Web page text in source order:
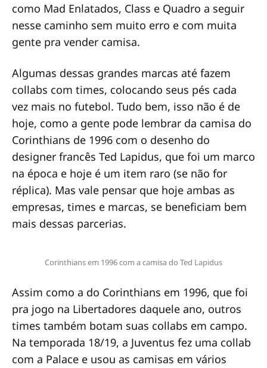
como Mad Enlatados, Class e Quadro a seguir
nesse caminho sem muito erro e com muita
gente pra vender camisa.
Algumas dessas grandes marcas até fazem
collabs com times, colocando seus pés cada
vez mais no futebol. Tudo bem, isso não é de
hoje, como a gente pode lembrar da camisa do
Corinthians de 1996 com o desenho do
designer francês Ted Lapidus, que foi um marco
na época e hoje é um item raro (se não for
réplica). Mas vale pensar que hoje ambas as
empresas, times e marcas, se beneficiam bem
mais dessas parcerias.
Corinthians em 1996 com a camisa do Ted Lapidus
Assim como a do Corinthians em 1996, que foi
pra jogo na Libertadores daquele ano, outros
times também botam suas collabs em campo.
Na temporada 18/19, a Juventus fez uma collab
com a Palace e usou as camisas em vários